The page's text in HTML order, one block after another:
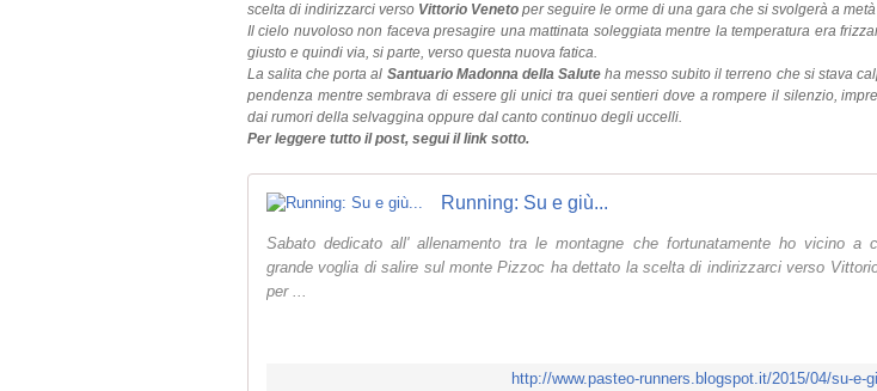
scelta di indirizzarci verso Vittorio Veneto per seguire le orme di una gara che si svolgerà a
Il cielo nuvoloso non faceva presagire una mattinata soleggiata mentre la temperatura era
giusto e quindi via, si parte, verso questa nuova fatica.
La salita che porta al Santuario Madonna della Saluteha messo subito il terreno che si stava
pendenza mentre sembrava di essere gli unici tra quei sentieri dove a rompere il silenzio,
dai rumori della selvaggina oppure dal canto continuo degli uccelli.
Per leggere tutto il post, segui il link sotto.
Running: Su e giù...
Sabato dedicato all' allenamento tra le montagne che fortunatamente ho vicino a
grande voglia di salire sul monte Pizzoc ha dettato la scelta di indirizzarci verso
per ...
http://www.pasteo-runners.blogspot.it/2015/04/su-e-